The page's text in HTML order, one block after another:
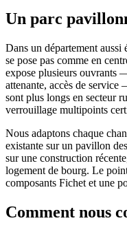
Un parc
Dans un département aussi
se pose pas comme en
expose plusieurs ouvrants
attenante, accès de
sont plus longs en secteur
verrouillage multipoints
Nous adaptons chaque
existante sur un pavillon
sur une construction
logement de bourg. Le
composants Fichet et une
Comment nous